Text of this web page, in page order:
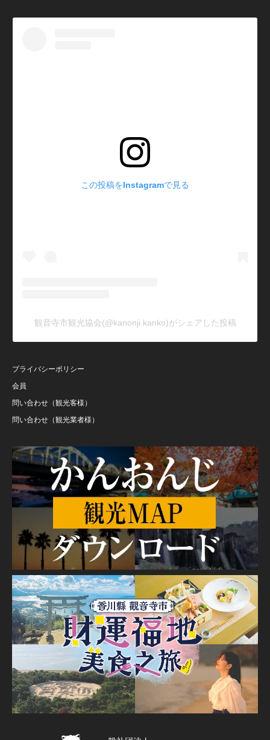
この投稿をInstagramで見る
観音寺市観光協会(@kanonji.kanko)がシェアした投稿
プライバシーポリシー
会員
問い合わせ（観光客様）
問い合わせ（観光業者様）